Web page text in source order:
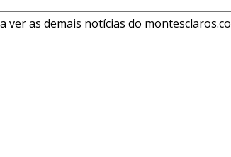
ver as demais notícias do